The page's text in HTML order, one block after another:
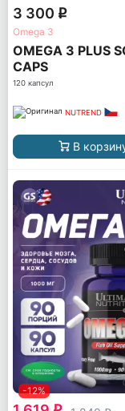
3 300 q
Omega 3
OMEGA 3 PLUS
CAPS
120 капсул
NUTREND
В
-12%